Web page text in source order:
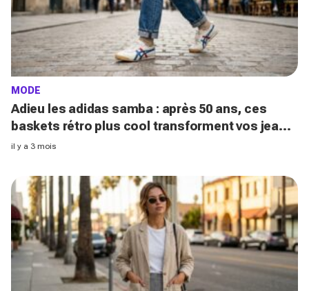
MODE
Adieu les adidas samba : après 50 ans, ces
baskets rétro plus cool transforment vos jeans
sans prévenir du jour au lendemain
il y a 3 mois